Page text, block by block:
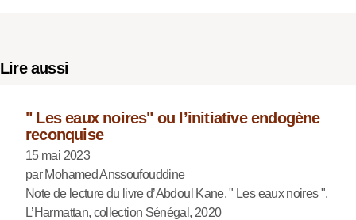
Lire aussi
" Les eaux noires" ou l’initiative endogène
reconquise
15 mai 2023
par Mohamed Anssoufouddine
Note de lecture du livre d’Abdoul Kane, " Les eaux noires ",
L’Harmattan, collection Sénégal, 2020